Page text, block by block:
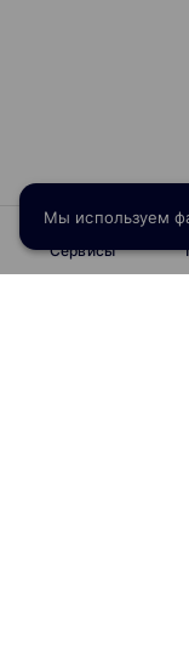
Сервисы
Мы используем